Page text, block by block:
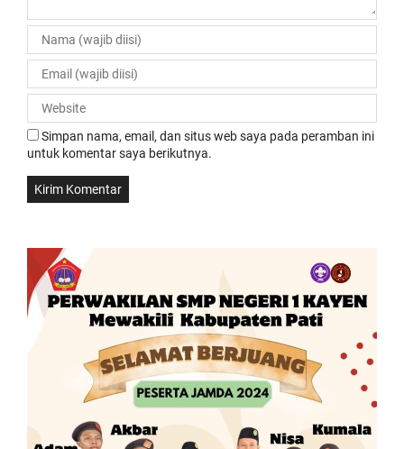
Simpan nama, email, dan situs web saya pada peramban ini
untuk komentar saya berikutnya.